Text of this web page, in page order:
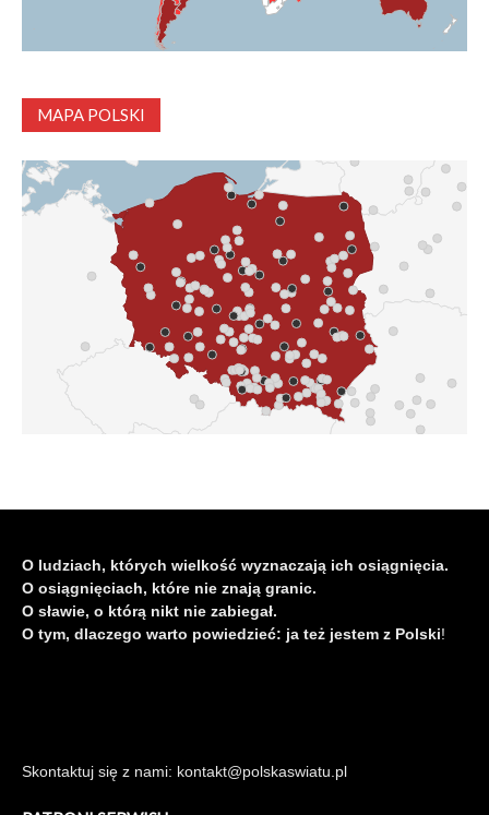
MAPA POLSKI
O ludziach, których wielkość wyznaczają ich osiągnięcia.
O osiągnięciach, które nie znają granic.
O sławie, o którą nikt nie zabiegał.
O tym, dlaczego warto powiedzieć: ja też jestem z Polski!
Skontaktuj się z nami: kontakt@polskaswiatu.pl